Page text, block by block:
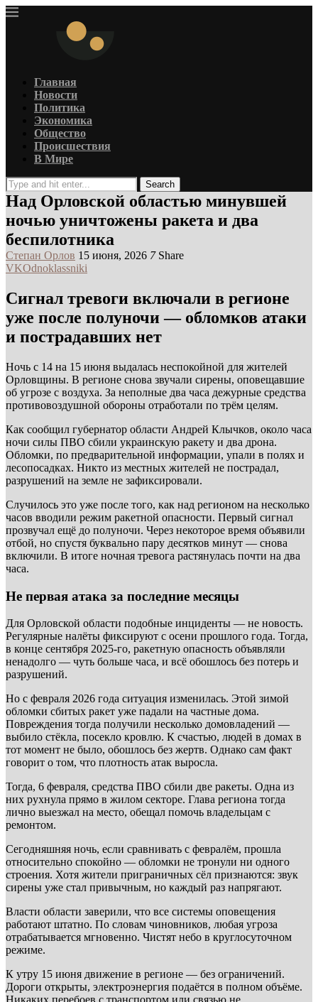
Главная
Новости
Политика
Экономика
Общество
Происшествия
В Мире
Search
Над Орловской областью минувшей
ночью уничтожены ракета и два
беспилотника
Степан Орлов 15 июня, 2026 7 Share
VKOdnoklassniki
Сигнал тревоги включали в регионе
уже после полуночи — обломков атаки
и пострадавших нет
Ночь с 14 на 15 июня выдалась неспокойной для жителей
Орловщины. В регионе снова звучали сирены, оповещавшие
об угрозе с воздуха. За неполные два часа дежурные средства
противовоздушной обороны отработали по трём целям.
Как сообщил губернатор области Андрей Клычков, около часа
ночи силы ПВО сбили украинскую ракету и два дрона.
Обломки, по предварительной информации, упали в полях и
лесопосадках. Никто из местных жителей не пострадал,
разрушений на земле не зафиксировали.
Случилось это уже после того, как над регионом на несколько
часов вводили режим ракетной опасности. Первый сигнал
прозвучал ещё до полуночи. Через некоторое время объявили
отбой, но спустя буквально пару десятков минут — снова
включили. В итоге ночная тревога растянулась почти на два
часа.
Не первая атака за последние месяцы
Для Орловской области подобные инциденты — не новость.
Регулярные налёты фиксируют с осени прошлого года. Тогда,
в конце сентября 2025-го, ракетную опасность объявляли
ненадолго — чуть больше часа, и всё обошлось без потерь и
разрушений.
Но с февраля 2026 года ситуация изменилась. Этой зимой
обломки сбитых ракет уже падали на частные дома.
Повреждения тогда получили несколько домовладений —
выбило стёкла, посекло кровлю. К счастью, людей в домах в
тот момент не было, обошлось без жертв. Однако сам факт
говорит о том, что плотность атак выросла.
Тогда, 6 февраля, средства ПВО сбили две ракеты. Одна из
них рухнула прямо в жилом секторе. Глава региона тогда
лично выезжал на место, обещал помочь владельцам с
ремонтом.
Сегодняшняя ночь, если сравнивать с февралём, прошла
относительно спокойно — обломки не тронули ни одного
строения. Хотя жители приграничных сёл признаются: звук
сирены уже стал привычным, но каждый раз напрягают.
Власти области заверили, что все системы оповещения
работают штатно. По словам чиновников, любая угроза
отрабатывается мгновенно. Чистят небо в круглосуточном
режиме.
К утру 15 июня движение в регионе — без ограничений.
Дороги открыты, электроэнергия подаётся в полном объёме.